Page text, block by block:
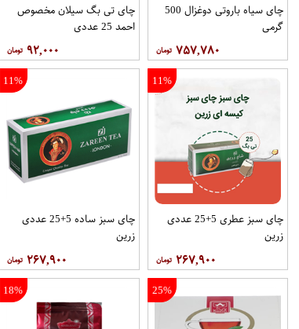
چای سیاه باروتی دوغزال 500
گرمی
۷۵۷,۷۸۰
چای تی بگ سیلان مخصوص
احمد 25 عددی
۹۲,۰۰۰
11%
چای سبز عطری 5+25 عددی
زرین
۲۶۷,۹۰۰
11%
چای سبز ساده 5+25 عددی
زرین
۲۶۷,۹۰۰
25%
18%